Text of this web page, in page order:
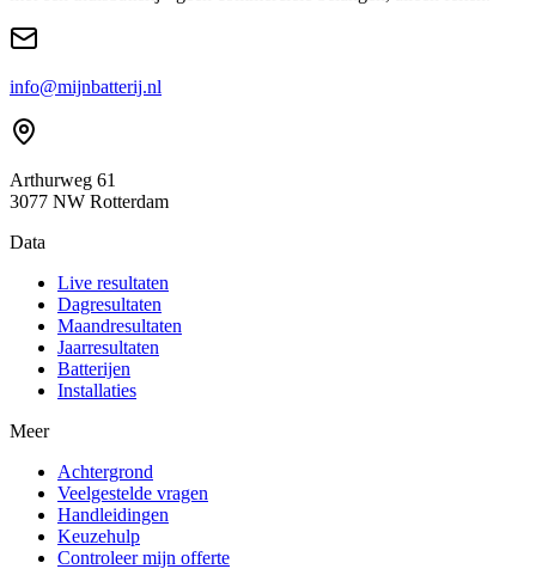
info@mijnbatterij.nl
Arthurweg 61
3077 NW Rotterdam
Data
Live resultaten
Dagresultaten
Maandresultaten
Jaarresultaten
Batterijen
Installaties
Meer
Achtergrond
Veelgestelde vragen
Handleidingen
Keuzehulp
Controleer mijn offerte